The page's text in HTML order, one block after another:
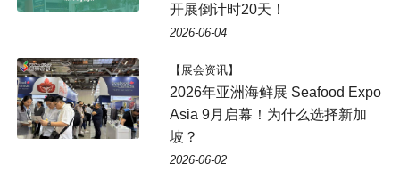
开展倒计时20天！
2026-06-04
【展会资讯】
2026年亚洲海鲜展 Seafood Expo
Asia 9月启幕！为什么选择新加
坡？
2026-06-02